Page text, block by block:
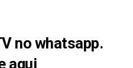
no whatsapp.
aqui